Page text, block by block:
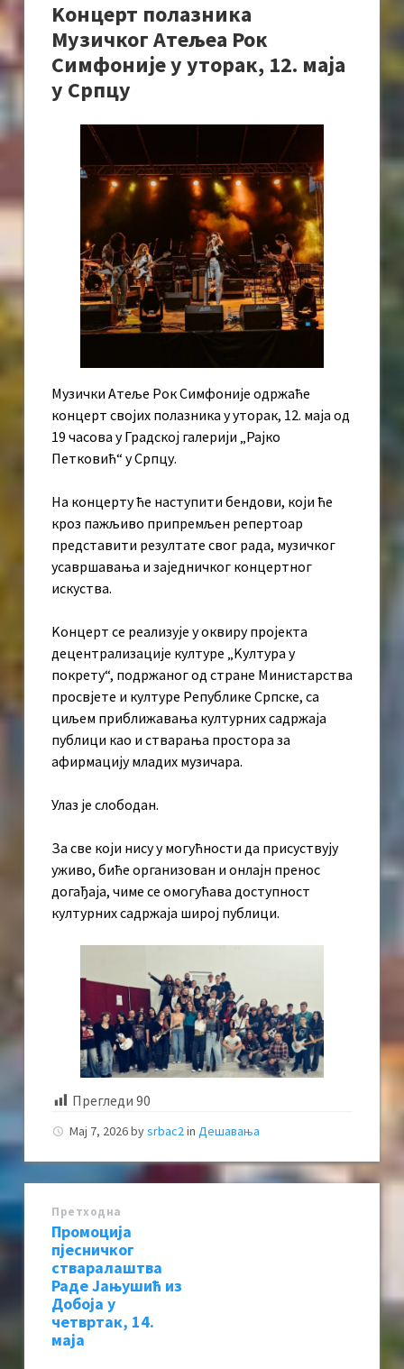
Kонцерт полазника
Музичког Атељеа Рок
Симфоније у уторак, 12. маја
у Српцу
Музички Атеље Рок Симфоније одржаће
концерт својих полазника у уторак, 12. маја од
19 часова у Градској галерији „Рајко
Петковић“ у Српцу.
На концерту ће наступити бендови, који ће
кроз пажљиво припремљен репертоар
представити резултате свог рада, музичког
усавршавања и заједничког концертног
искуства.
Kонцерт се реализује у оквиру пројекта
децентрализације културе „Kултура у
покрету“, подржаног од стране Министарства
просвјете и културе Републике Српске, са
циљем приближавања културних садржаја
публици као и стварања простора за
афирмацију младих музичара.
Улаз је слободан.
За све који нису у могућности да присуствују
уживо, биће организован и онлајн пренос
догађаја, чиме се омогућава доступност
културних садржаја широј публици.
Прегледи 90
Мај 7, 2026bysrbac2in Дешавања
Претходна
Промоција
пјесничког
стваралаштва
Раде Јањушић из
Добоја у
четвртак, 14.
маја